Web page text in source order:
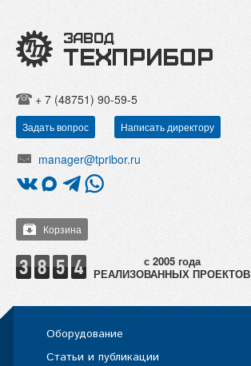
+ 7 (48751) 90-59-5
Задать вопрос Написать директору
manager@tpribor.ru
Корзина
РЕАЛИЗОВАННЫХ ПРОЕКТОВ
Оборудование
Статьи и публикации